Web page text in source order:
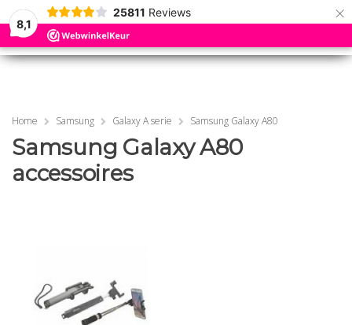
8,1
25811 Reviews ×
MENU
MENU
Home Samsung Galaxy A serie Samsung Galaxy A80
Samsung Galaxy A80
accessoires